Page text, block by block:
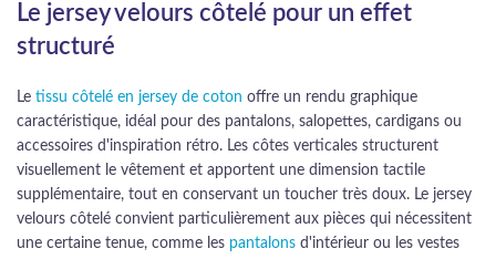
Le jersey velours côtelé pour un effet
structuré
Le tissu côtelé en jersey de coton offre un rendu graphique
caractéristique, idéal pour des pantalons, salopettes, cardigans ou
accessoires d'inspiration rétro. Les côtes verticales structurent
visuellement le vêtement et apportent une dimension tactile
supplémentaire, tout en conservant un toucher très doux. Le jersey
velours côtelé convient particulièrement aux pièces qui nécessitent
une certaine tenue, comme les pantalons d'intérieur ou les vestes